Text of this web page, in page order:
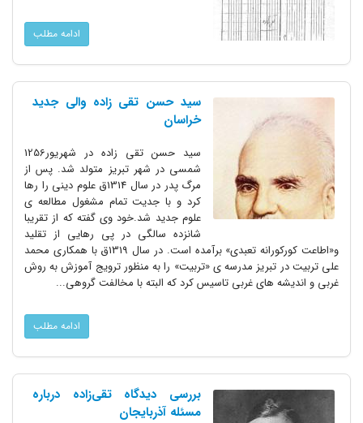
ادامه مطلب
سید حسن تقی زاده والی جدید
خراسان
سید حسن تقی زاده در شهریور1256
شمسی در شهر تبریز متولد شد. پس از
مرگ پدر در سال 1314ق علوم دینی را رها
کرد و با جدیت تمام مشغول مطالعه ی
علوم جدید شد.خود وی گفته که از تقریبا
شانزده سالگی در پی رهایی از تقلید
و«اطاعت کورکورانه تعبدی» برآمده است. در سال 1319ق با همکاری محمد
علی تربیت در تبریز مدرسه ی «تربیت» را به منظور ترویج آموزش به روش
غربی و اندیشه های غربی تاسیس کرد که البته با مخالفت گروهی...
ادامه مطلب
بررسی دیدگاه تقی‌زاده درباره
مسئله آذربایجان